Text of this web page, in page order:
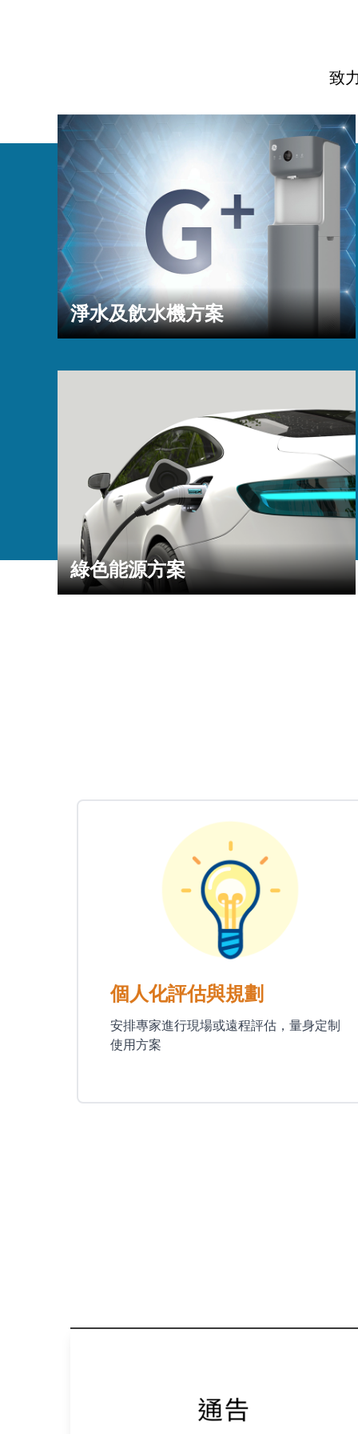
致
淨水及飲水機方案
綠色能源方案
個人化評估與規劃
安排專家進行現場或遠程評估，量身定制
使用方案